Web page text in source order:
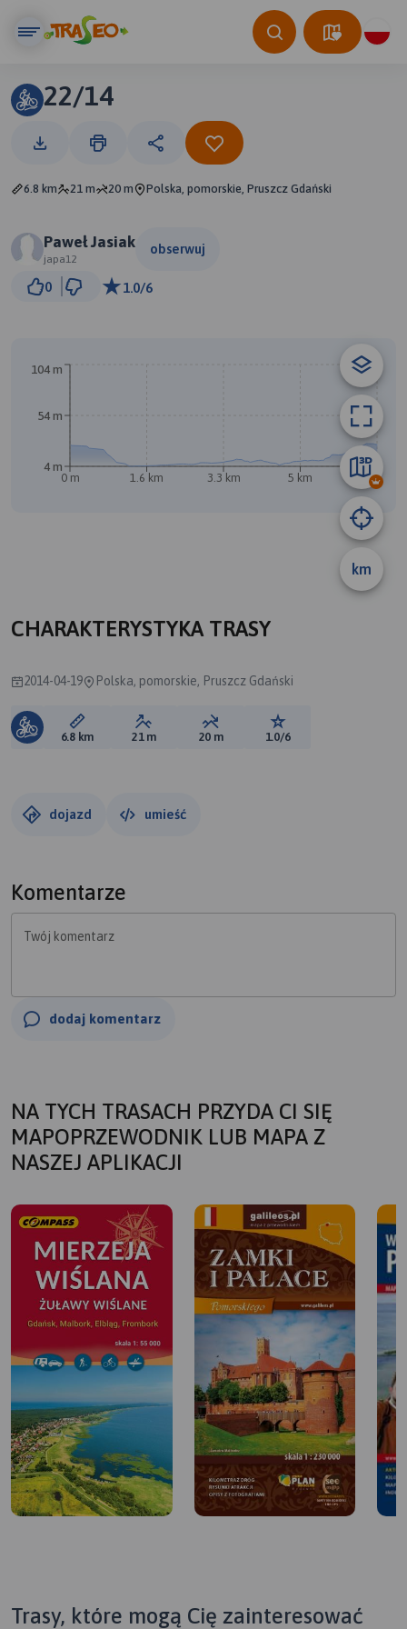
22/14
6.8 km 21 m 20 m Polska, pomorskie, Pruszcz Gdański
Paweł Jasiak
japa12
obserwuj
0 1.0/6
km
0 m 1.6 km 3.3 km 5 km 6.7 km
4 m
54 m
104 m
CHARAKTERYSTYKA TRASY
2014-04-19 Polska, pomorskie, Pruszcz Gdański
Długość trasy:
6.8 km Suma przewyższeń:
21 m Suma spadków:
20 m Ocena trasy:
1.0/6
dojazd umieść
Komentarze
Twój komentarz
dodaj komentarz
NA TYCH TRASACH PRZYDA CI SIĘ
MAPOPRZEWODNIK LUB MAPA Z
NASZEJ APLIKACJI
Trasy, które mogą Cię zainteresować